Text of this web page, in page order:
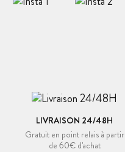
LIVRAISON 24/48H
Gratuit en point relais à partir
de 60€ d'achat